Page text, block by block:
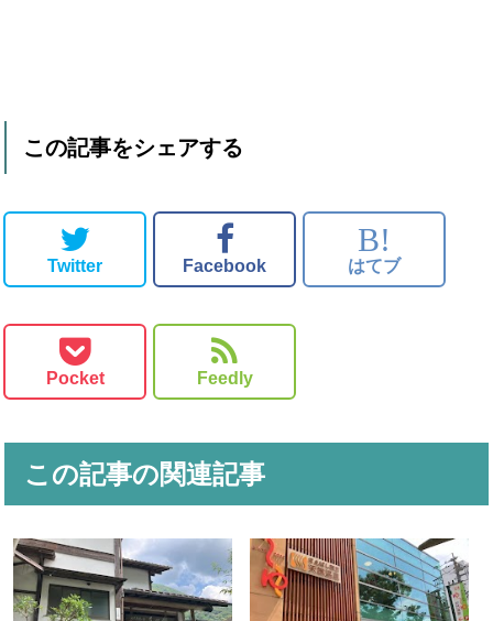
この記事をシェアする
Twitter Facebook
B!
はてブ
Pocket Feedly
この記事の関連記事